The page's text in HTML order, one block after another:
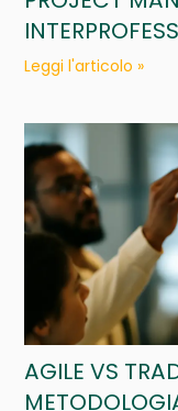
Leggi l'articolo »
AGILE VS